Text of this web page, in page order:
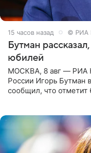
15 часов назад © РИА
Бутман
юбилей
МОСКВА, 8 авг — РИА
России Игорь Бутман
сообщил, что